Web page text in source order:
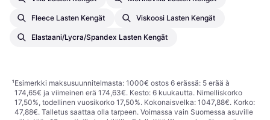
Fleece Lasten Kengät Viskoosi Lasten Kengät
Elastaani/Lycra/Spandex Lasten Kengät
¹Esimerkki maksusuunnitelmasta: 1000€ ostos 6 erässä: 5 erää à
174,65€ ja viimeinen erä 174,63€. Kesto: 6 kuukautta. Nimelliskorko
17,50%, todellinen vuosikorko 17,50%. Kokonaisvelka: 1047,88€. Korko:
47,88€. Talletus saattaa olla tarpeen. Voimassa vain Suomessa asuville